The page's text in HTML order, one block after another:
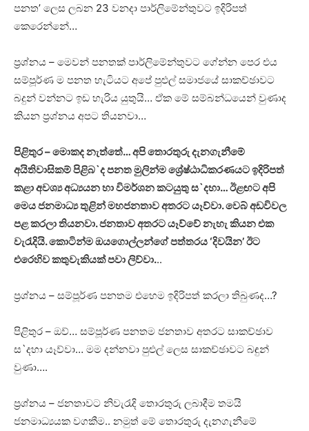
පනත’ ලෙස ලබන 23 වනදා පාර්ලිමේන්තුවට ඉදිරිපත්
කෙරෙන්නේ…
ප්‍රශ්නය – මෙවන් පනතක්‌ පාර්ලිමේන්තුවට ගේන්න පෙර එය
සම්පූර්ණ ම පනත හැටියට අපේ පුළුල් සමාජයේ සාකච්ඡාවට
බදුන් වන්නට ඉඩ හැරිය යුතුයි… ඒක මේ සම්බන්ධයෙන් වුණාද
කියන ප්‍රශ්නය අපට තියනවා…
පිළිතුර – මොකද නැත්තේ… අපි තොරතුරු දැනගැනීමේ
අයිතිවාසිකම් පිළිබ`ද පනත මුලින්ම ශ්‍රේෂ්ඨාධිකරණයට ඉදිරිපත්
කළා අවශ්‍ය අධ්‍යයන හා විමර්ශන කටයුතු ස`දහා… ඊළඟට අපි
මෙය ජනමාධ්‍ය තුළින් මහජනතාව අතරට යෑව්වා. වෙබ් අඩවිවල
පළ කරලා තියනවා. ජනතාව අතරට යෑව්වේ නැහැ කියන එක
වැරැදියි. කොටින්ම ඔයගොල්ලන්ගේ පත්තරය ‘දිවයින’ ඊට
එරෙහිව කතුවැකියක්‌ පවා ලිව්වා...
ප්‍රශ්නය – සම්පූර්ණ පනතම එහෙම ඉදිරිපත් කරලා තිබුණද…?
පිළිතුර – ඔව්… සම්පූර්ණ පනතම ජනතාව අතරට සාකච්ඡාව
ස`දහා යෑව්වා… මම දන්නවා පුළුල් ලෙස සාකච්ඡාවට බඳුන්
වුණා….
ප්‍රශ්නය – ජනතාවට නිවැරැදි තොරතුරු ලබාදීම තමයි
ජනමාධ්‍යයක වගකීම.. නමුත් මේ තොරතුරු දැනගැනීමේ